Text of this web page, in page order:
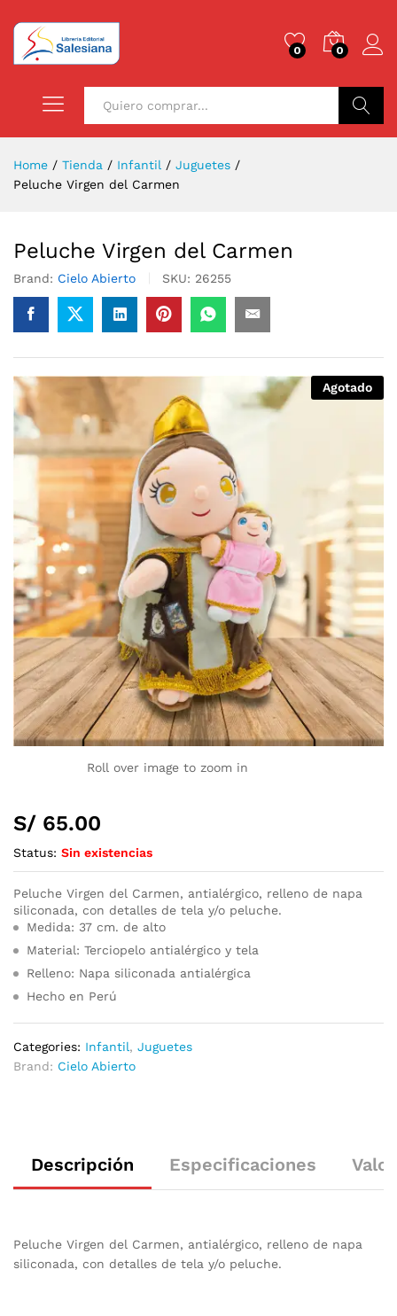
0 0
Home / Tienda / Infantil / Juguetes /
Peluche Virgen del Carmen
Peluche Virgen del Carmen
Brand: Cielo Abierto SKU: 26255
Agotado
Roll over image to zoom in
S/ 65.00
Status: Sin existencias
Peluche Virgen del Carmen, antialérgico, relleno de napa
siliconada, con detalles de tela y/o peluche.
Medida: 37 cm. de alto
Material: Terciopelo antialérgico y tela
Relleno: Napa siliconada antialérgica
Hecho en Perú
Categories: Infantil, Juguetes
Brand: Cielo Abierto
Descripción Especificaciones
Peluche Virgen del Carmen, antialérgico, relleno de napa
siliconada, con detalles de tela y/o peluche.